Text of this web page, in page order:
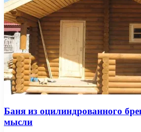
Баня из оцилиндрованного
мысли